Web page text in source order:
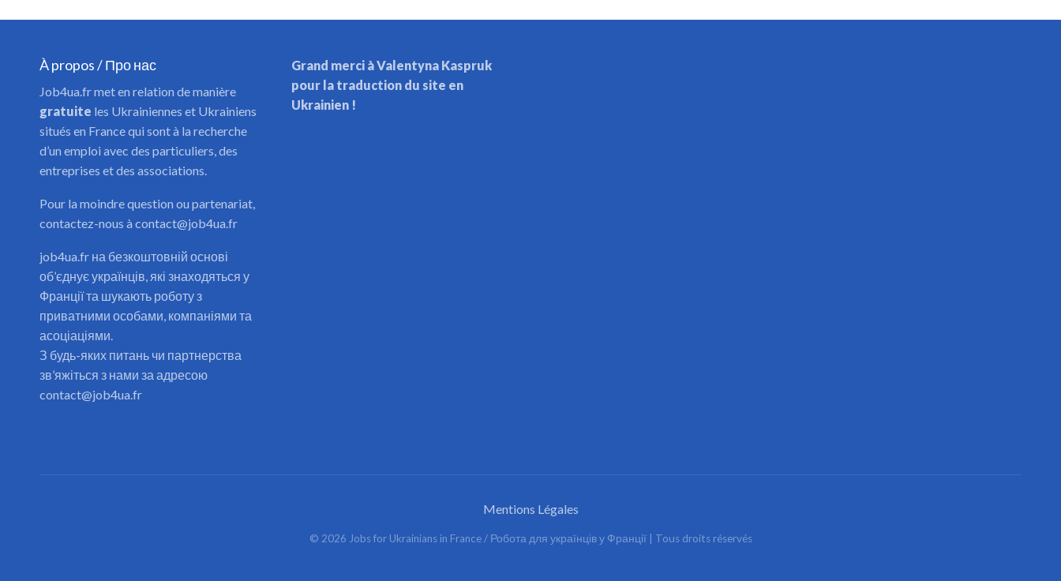
À propos / Про нас
Job4ua.fr met en relation de manière
gratuite les Ukrainiennes et Ukrainiens
situés en France qui sont à la recherche
d’un emploi avec des particuliers, des
entreprises et des associations.
Pour la moindre question ou partenariat,
contactez-nous à contact@job4ua.fr
job4ua.fr на безкоштовній основі
об’єднує українців, які знаходяться у
Франції та шукають роботу з
приватними особами, компаніями та
асоціаціями.
З будь-яких питань чи партнерства
зв’яжіться з нами за адресою
contact@job4ua.fr
Grand merci à Valentyna Kaspruk
pour la traduction du site en
Ukrainien !
Mentions Légales
© 2026 Jobs for Ukrainians in France / Робота для українців у Франції| Tous droits réservés